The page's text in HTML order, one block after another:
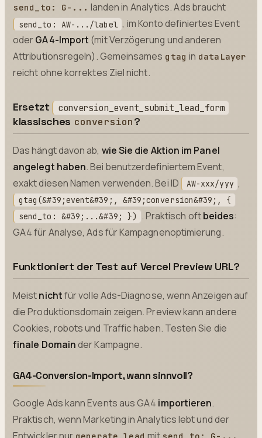
send_to: G-... landen in Analytics. Ads braucht
send_to: AW-.../label , im Konto definiertes Event
oderGA4-Import (mit Verzögerung und anderen
Attributionsregeln). Gemeinsames gtag in dataLayer
reicht ohne korrektes Ziel nicht.
Ersetzt conversion_event_submit_lead_form
klassisches conversion?
Das hängt davon ab, wie Sie die Aktion im Panel
angelegt haben. Bei benutzerdefiniertem Event,
exakt diesen Namen verwenden. Bei ID
AW-xxx/yyy ,
gtag(&#39;event&#39;, &#39;conversion&#39;, {
send_to: &#39;...&#39; })
. Praktisch oftbeides:
GA4 für Analyse, Ads für Kampagnenoptimierung.
Funktioniert der Test auf Vercel Preview URL?
Meistnichtfür volle Ads-Diagnose, wenn Anzeigen auf
die Produktionsdomain zeigen. Preview kann andere
Cookies, robots und Traffic haben. Testen Sie die
finale Domainder Kampagne.
GA4-Conversion-Import, wann sinnvoll?
Google Ads kann Events aus GA4 importieren.
Praktisch, wenn Marketing in Analytics lebt und der